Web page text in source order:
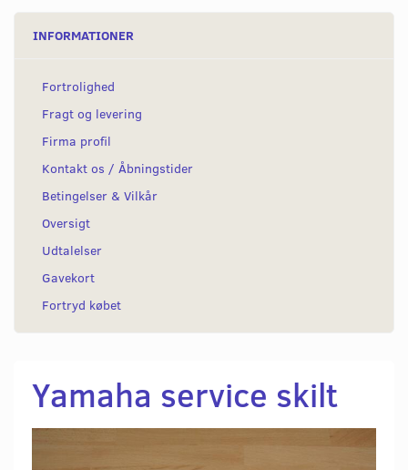
INFORMATIONER
Fortrolighed
Fragt og levering
Firma profil
Kontakt os / Åbningstider
Betingelser & Vilkår
Oversigt
Udtalelser
Gavekort
Fortryd købet
Yamaha service skilt